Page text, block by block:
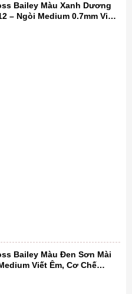
Bailey Màu Xanh Dương
– Ngòi Medium 0.7mm Viết
Dàng Kèm Hộp Quà
Bailey Màu Đen Sơn Mài
Viết Êm, Cơ Chế
Refill Dễ Dàng Kèm Hộp